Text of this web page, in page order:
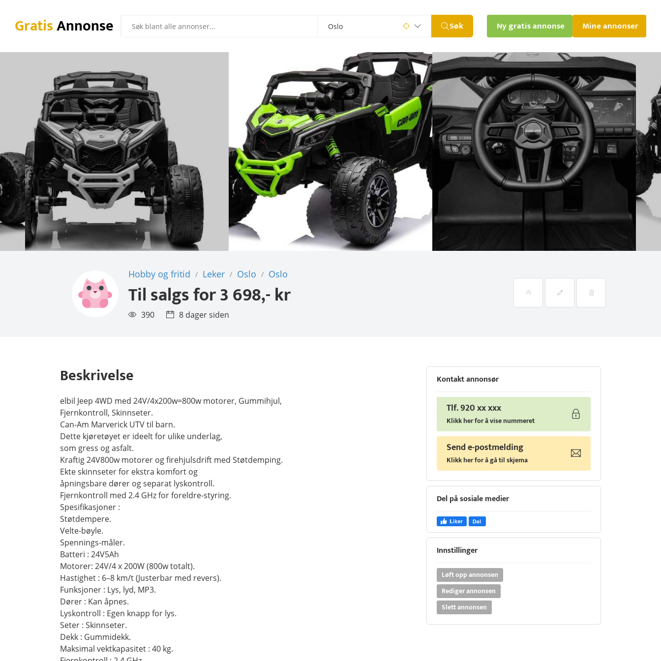
GratisAnnonse Søk Ny gratis annonse Mine annonser
Hobby og fritid / Leker / Oslo / Oslo
Til salgs for3 698,- kr
390 8 dager siden
Beskrivelse
elbil Jeep 4WD med 24V/4x200w=800w motorer, Gummihjul,
Fjernkontroll, Skinnseter.
Can-Am Marverick UTV til barn.
Dette kjøretøyet er ideelt for ulike underlag,
som gress og asfalt.
Kraftig 24V800w motorer og firehjulsdrift med Støtdemping.
Ekte skinnseter for ekstra komfort og
åpningsbare dører og separat lyskontroll.
Fjernkontroll med 2.4 GHz for foreldre-styring.
Spesifikasjoner :
Støtdempere.
Velte-bøyle.
Spennings-måler.
Batteri : 24V5Ah
Motorer: 24V/4 x 200W (800w totalt).
Hastighet : 6–8 km/t (Justerbar med revers).
Funksjoner : Lys, lyd, MP3.
Dører : Kan åpnes.
Lyskontroll : Egen knapp for lys.
Seter : Skinnseter.
Dekk : Gummidekk.
Maksimal vektkapasitet : 40 kg.
Kontakt annonsør
Tlf. 920 xx xxx
Klikk her for å vise nummeret
Send e-postmelding
Klikk her for å gå til skjema
Del på sosiale medier
Innstillinger
Løft opp annonsen
Rediger annonsen
Slett annonsen